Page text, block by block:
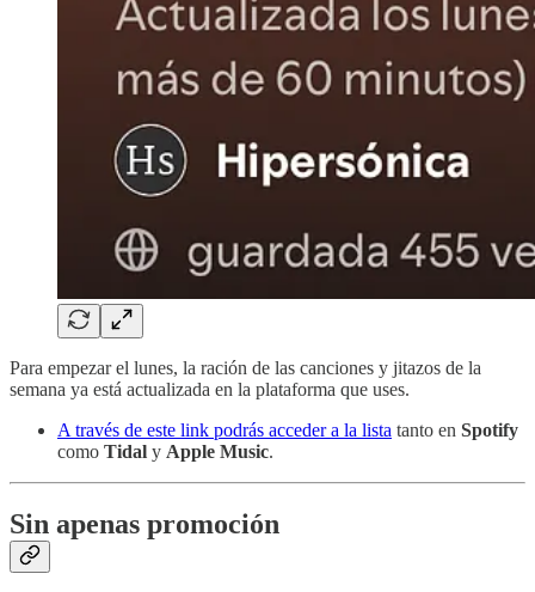
Para empezar el lunes, la ración de las canciones y jitazos de la
semana ya está actualizada en la plataforma que uses.
A través de este link podrás acceder a la lista tanto en Spotify
como Tidal y Apple Music.
Sin apenas promoción